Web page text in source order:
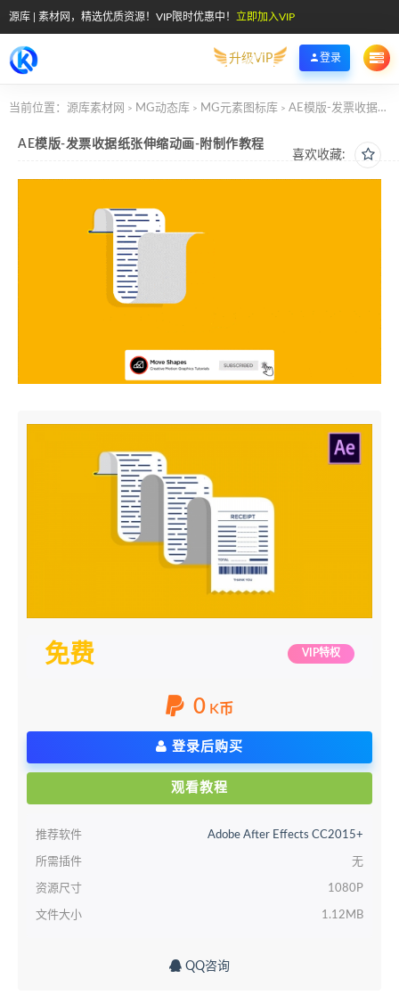
源库 | 素材网，精选优质资源！VIP限时优惠中！ 立即加入VIP
升级VIP 登录
当前位置： 源库素材网 > MG动态库 > MG元素图标库 > AE模版-发票收据纸张伸缩动画-附制作教程
喜欢收藏:
AE模版-发票收据纸张伸缩动画-附制作教程
免费 VIP特权
0 K币
登录后购买
观看教程
推荐软件 Adobe After Effects CC2015+
所需插件 无
资源尺寸 1080P
文件大小 1.12MB
QQ咨询